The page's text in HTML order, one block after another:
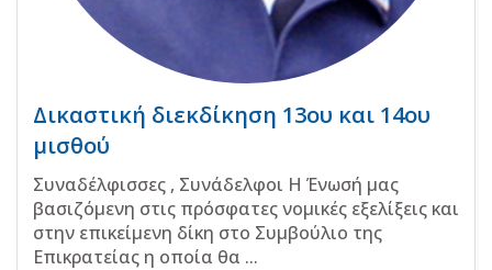
Δικαστική διεκδίκηση 13ου και 14ου
μισθού
Συναδέλφισσες , Συνάδελφοι Η Ένωσή μας
βασιζόμενη στις πρόσφατες νομικές εξελίξεις και
στην επικείμενη δίκη στο Συμβούλιο της
Επικρατείας η οποία θα ...